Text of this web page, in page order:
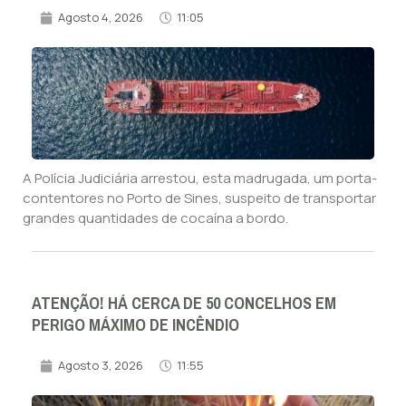
Agosto 4, 2026 11:05
A Polícia Judiciária arrestou, esta madrugada, um porta-
contentores no Porto de Sines, suspeito de transportar
grandes quantidades de cocaína a bordo.
ATENÇÃO! HÁ CERCA DE 50 CONCELHOS EM
PERIGO MÁXIMO DE INCÊNDIO
Agosto 3, 2026 11:55